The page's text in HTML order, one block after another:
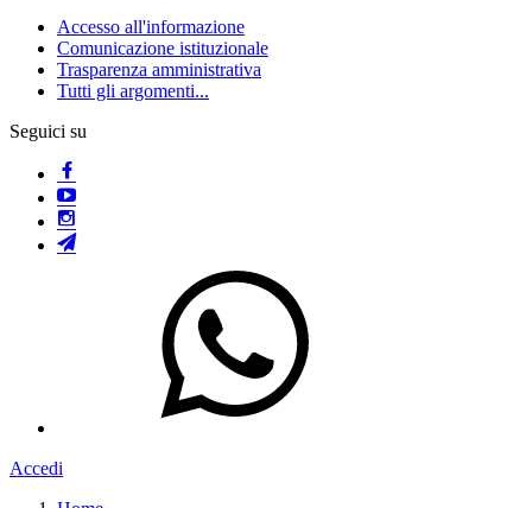
Accesso all'informazione
Comunicazione istituzionale
Trasparenza amministrativa
Tutti gli argomenti...
Seguici su
Accedi